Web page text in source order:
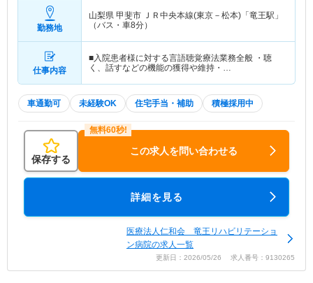
勤務地
山梨県 甲斐市 ＪＲ中央本線(東京－松本)「竜王駅」
（バス・車8分）
仕事内容
■入院患者様に対する言語聴覚療法業務全般 ・聴
く、話すなどの機能の獲得や維持・…
車通勤可 未経験OK 住宅手当・補助 積極採用中
保存する
この求人を問い合わせる
詳細を見る
医療法人仁和会 竜王リハビリテーショ
ン病院の求人一覧
更新日：2026/05/26 求人番号：9130265